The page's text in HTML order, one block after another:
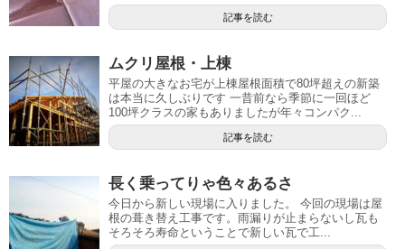
記事を読む
ムクリ屋根・上棟
平屋の大きなお宅が上棟屋根面積で80坪超えの新築
は本当に久しぶりです 一昔前なら季節に一回ほど
100坪クラスの家もありましたが年々コンパク...
記事を読む
長く乗ってりゃ色々あるさ
今日から新しい現場に入りました。 今回の現場は屋
根の葺き替え工事です。雨漏りが止まらないし瓦も
そろそろ寿命ということで新しい瓦で工...